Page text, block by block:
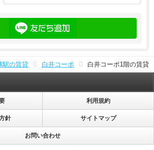
駅の賃貸 白井コーポ 白井コーポ1階の賃貸
利用規約
針 サイトマップ
お問い合わせ